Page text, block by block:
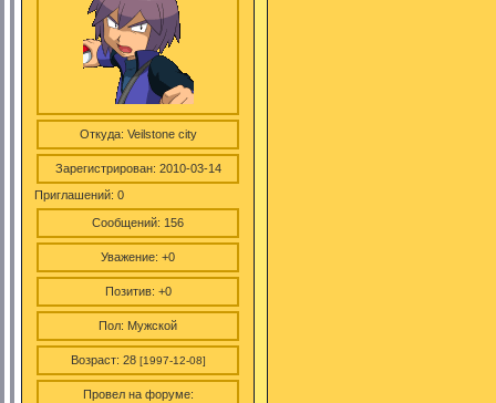
Откуда: Veilstone city
Зарегистрирован: 2010-03-14
Приглашений: 0
Сообщений: 156
Уважение: +0
Позитив: +0
Пол: Мужской
Возраст: 28 [1997-12-08]
Провел на форуме: